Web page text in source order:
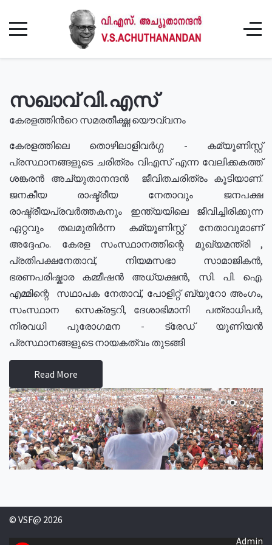
സഖാവ് വി.എസ്
കേരളത്തിൻറെ സമരതീക്ഷ്ണ യൌവ്വനം
കേരളത്തിലെ തൊഴിലാളിവർഗ്ഗ - കമ്യൂണിസ്റ്റ്
പ്രസ്ഥാനങ്ങളുടെ ചരിത്രം വിഎസ് എന്ന വേലിക്കകത്ത്
ശങ്കരൻ അച്യുതാനന്ദൻ ജീവിതചരിത്രം കൂടിയാണ്.
ജനകീയ രാഷ്ട്രീയ നേതാവും ജനപക്ഷ
രാഷ്ട്രീയപ്രവർത്തകനും ഇന്ത്യയിലെ ജീവിച്ചിരിക്കുന്ന
ഏറ്റവും തലമുതിർന്ന കമ്യൂണിസ്റ്റ് നേതാവുമാണ്
അദ്ദേഹം. കേരള സംസ്ഥാനത്തിന്റെ മുഖ്യമന്ത്രി ,
പ്രതിപക്ഷനേതാവ്, നിയമസഭാ സാമാജികൻ,
ഭരണപരിഷ്കാര കമ്മീഷൻ അധ്യക്ഷൻ, സി. പി. ഐ.
എമ്മിന്റെ സഥാപക നേതാവ്, പോളിറ്റ് ബ്യുറോ അംഗം,
സംസ്ഥാന സെക്രട്ടറി, ദേശാഭിമാനി പത്രാധിപർ,
നിരവധി പുരോഗമന - ട്രേഡ് യൂണിയൻ
പ്രസ്ഥാനങ്ങളുടെ നായകത്വം തുടങ്ങി
Read More
© VSF@ 2026
Admin